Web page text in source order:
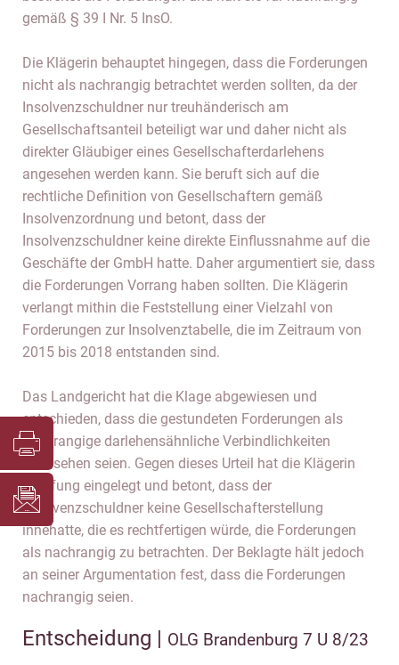
gemäß § 39 I Nr. 5 InsO.
Die Klägerin behauptet hingegen, dass die Forderungen
nicht als nachrangig betrachtet werden sollten, da der
Insolvenzschuldner nur treuhänderisch am
Gesellschaftsanteil beteiligt war und daher nicht als
direkter Gläubiger eines Gesellschafterdarlehens
angesehen werden kann. Sie beruft sich auf die
rechtliche Definition von Gesellschaftern gemäß
Insolvenzordnung und betont, dass der
Insolvenzschuldner keine direkte Einflussnahme auf die
Geschäfte der GmbH hatte. Daher argumentiert sie, dass
die Forderungen Vorrang haben sollten. Die Klägerin
verlangt mithin die Feststellung einer Vielzahl von
Forderungen zur Insolvenztabelle, die im Zeitraum von
2015 bis 2018 entstanden sind.
Das Landgericht hat die Klage abgewiesen und
entschieden, dass die gestundeten Forderungen als
nachrangige darlehensähnliche Verbindlichkeiten
anzusehen seien. Gegen dieses Urteil hat die Klägerin
Berufung eingelegt und betont, dass der
Insolvenzschuldner keine Gesellschafterstellung
innehatte, die es rechtfertigen würde, die Forderungen
als nachrangig zu betrachten. Der Beklagte hält jedoch
an seiner Argumentation fest, dass die Forderungen
nachrangig seien.
Entscheidung | OLG Brandenburg 7 U 8/23